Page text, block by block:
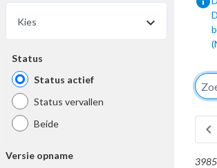
Kies
Status
Status actief
Status vervallen
Beide
Versie opname
chevron_left
3985